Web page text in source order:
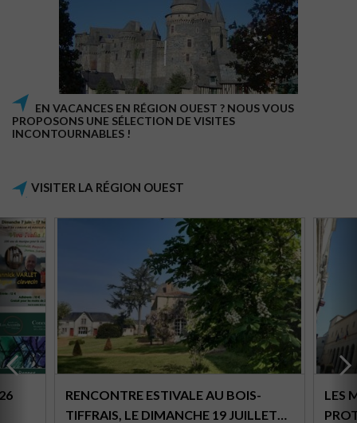
EN VACANCES EN RÉGION OUEST ? NOUS VOUS
PROPOSONS UNE SÉLECTION DE VISITES
INCONTOURNABLES !
VISITER LA RÉGION OUEST
RENCONTRE ESTIVALE AU BOIS-
TIFFRAIS, LE DIMANCHE 19 JUILLET
LES